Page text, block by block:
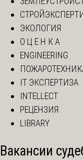
ЭКОЛОГИЯ
О Ц Е Н К А
ENGINEERING
IT ЭКСПЕРТИЗА
INTELLECT
РЕЦЕНЗИЯ
LIBRARY
Вакансии